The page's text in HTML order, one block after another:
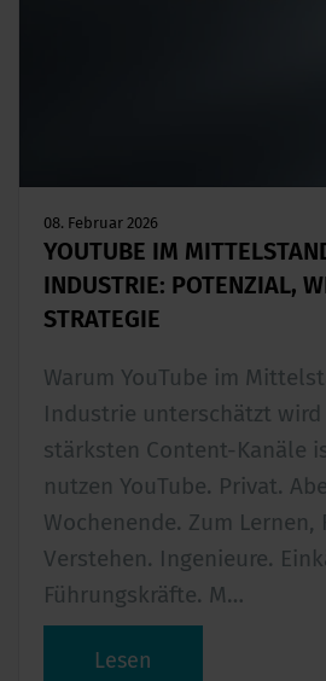
08. Februar 2026
YOUTUBE IM
INDUSTRIE: POTENZIAL,
STRATEGIE
Warum YouTube im
Industrie unterschätzt
stärksten Content-Kanäle
nutzen YouTube. Privat.
Wochenende. Zum Lernen,
Verstehen. Ingenieure.
Führungskräfte. M…
Lesen